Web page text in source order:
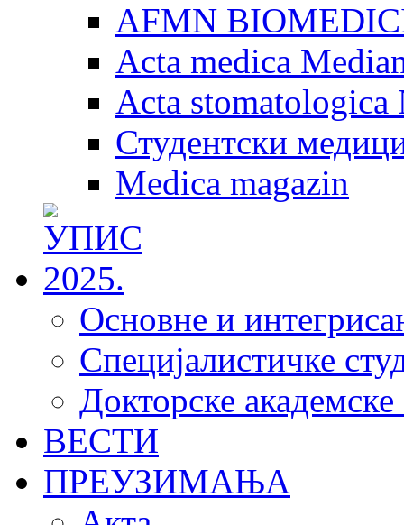
AFMN
Acta medica
Acta stomatologica
Студентски
Medica magazin
Основне и
Специјалистичке
Докторске академске
ВЕСТИ
ПРЕУЗИМАЊА